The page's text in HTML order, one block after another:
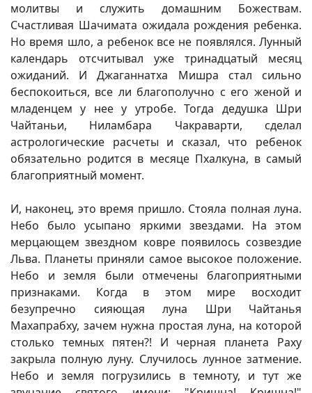
молитвы и служить домашним Божествам.
Счастливая Шачимата ожидала рождения ребенка.
Но время шло, а ребенок все не появлялся. Лунный
календарь отсчитывал уже тринадцатый месяц
ожиданий. И Джаганнатха Мишра стал сильно
беспокоиться, все ли благополучно с его женой и
младенцем у нее у утробе. Тогда дедушка Шри
Чайтаньи, Ниламбара Чакраварти, сделал
астрологические расчеты и сказал, что ребенок
обязательно родится в месяце Пхалкуна, в самый
благоприятный момент.
И, наконец, это время пришло. Стояла полная луна.
Небо было усыпано яркими звездами. На этом
мерцающем звездном ковре появилось созвездие
Льва. Планеты приняли самое высокое положение.
Небо и земля были отмечены благоприятными
признаками. Когда в этом мире восходит
безупречно сияющая луна Шри Чайтанья
Махапрабху, зачем нужна простая луна, на которой
столько темных пятен?! И черная планета Раху
закрыла полную луну. Случилось лунное затмение.
Небо и земля погрузились в темноту, и тут же